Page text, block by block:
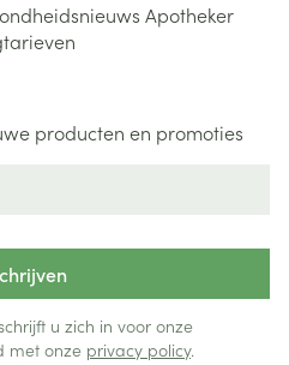
Apotheker
producten en promoties
u zich in voor onze
met onze privacy policy.